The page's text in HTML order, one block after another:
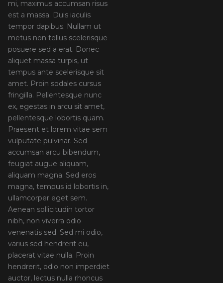
mi, maximus accumsan risus
est a massa. Duis iaculis
tempor dapibus. Nullam ut
metus non tellus scelerisque
posuere sed a erat. Donec
aliquet massa turpis, ut
tempus ante scelerisque sit
amet. Proin sodales cursus
fringilla. Pellentesque nunc
ex, egestas in arcu sit amet,
pellentesque lobortis quam.
Praesent et lorem vitae sem
vulputate pulvinar. Sed
accumsan arcu bibendum,
feugiat augue aliquam,
aliquam magna. Sed eros
magna, tempus id lobortis in,
ullamcorper eget sem.
Aenean sollicitudin tortor
nibh, non viverra odio
venenatis sed. Sed mi odio,
varius sed hendrerit eu,
placerat vitae nulla. Proin
hendrerit, odio non imperdiet
auctor, lectus nulla rhoncus